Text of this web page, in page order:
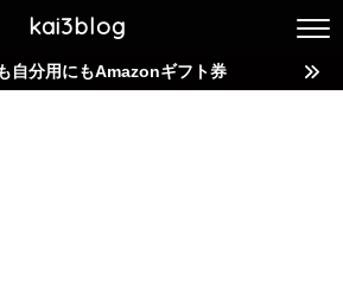
kai3blog
自分用にもAmazonギフト券